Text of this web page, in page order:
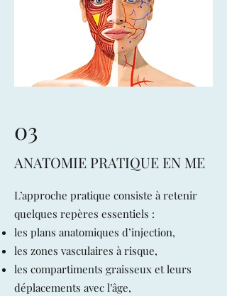
03
ANATOMIE PRATIQUE EN ME
L’approche pratique consiste à retenir
quelques repères essentiels :
les plans anatomiques d’injection,
les zones vasculaires à risque,
les compartiments graisseux et leurs
déplacements avec l’âge,